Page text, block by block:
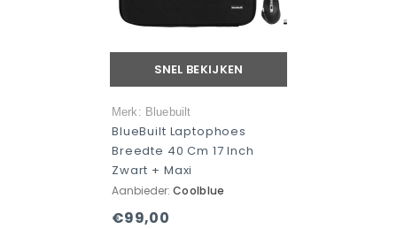
SNEL BEKIJKEN
Merk: Bluebuilt
BlueBuilt Laptophoes
Breedte 40 Cm 17 Inch
Zwart + Maxi
Aanbieder: Coolblue
€99,00